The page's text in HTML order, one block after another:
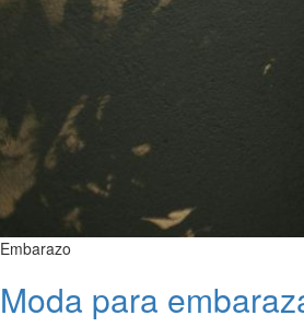
Embarazo
Moda para